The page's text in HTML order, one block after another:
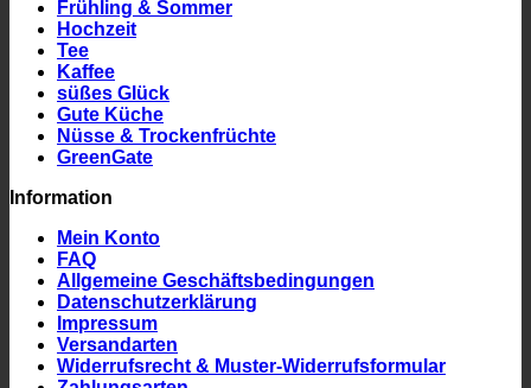
Frühling & Sommer
Hochzeit
Tee
Kaffee
süßes Glück
Gute Küche
Nüsse & Trockenfrüchte
GreenGate
Information
Mein Konto
FAQ
Allgemeine Geschäftsbedingungen
Datenschutzerklärung
Impressum
Versandarten
Widerrufsrecht & Muster-Widerrufsformular